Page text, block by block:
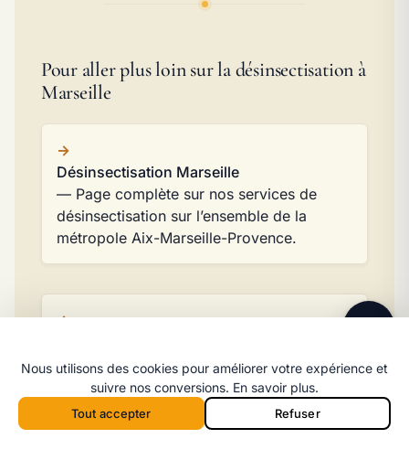
Pour aller plus loin sur la désinsectisation à
Marseille
Désinsectisation Marseille
— Page complète sur nos services de
désinsectisation sur l’ensemble de la
métropole Aix-Marseille-Provence.
— Couverture détaillée du quartier Saint-
Marcel et des zones voisines.
06 98 35 43 98
Nous utilisons des cookies pour améliorer votre expérience et
suivre nos conversions. En savoir plus.
Tout accepter Refuser